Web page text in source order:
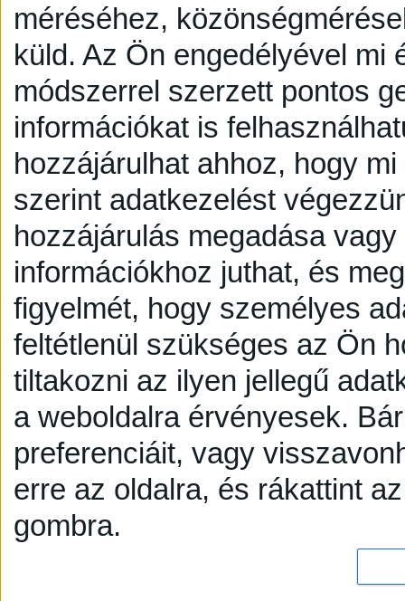
méréséhez,
küld. Az Ön engedélyével mi
módszerrel szerzett pontos
információkat is
hozzájárulhat ahhoz, hogy
szerint adatkezelést
hozzájárulás megadása
információkhoz juthat, és
figyelmét, hogy személyes
feltétlenül szükséges az Ön
tiltakozni az ilyen jellegű
a weboldalra érvényesek.
preferenciáit, vagy
erre az oldalra, és rákattint
gombra.